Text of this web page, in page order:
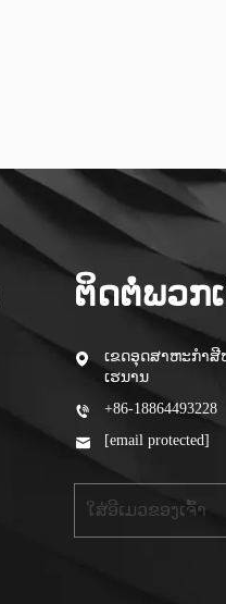
ຕິດຕໍ່ພວກ
ເຂດອຸດສາຫະກໍາສີ
ເຮນານ
+86-18864493228
[email protected]